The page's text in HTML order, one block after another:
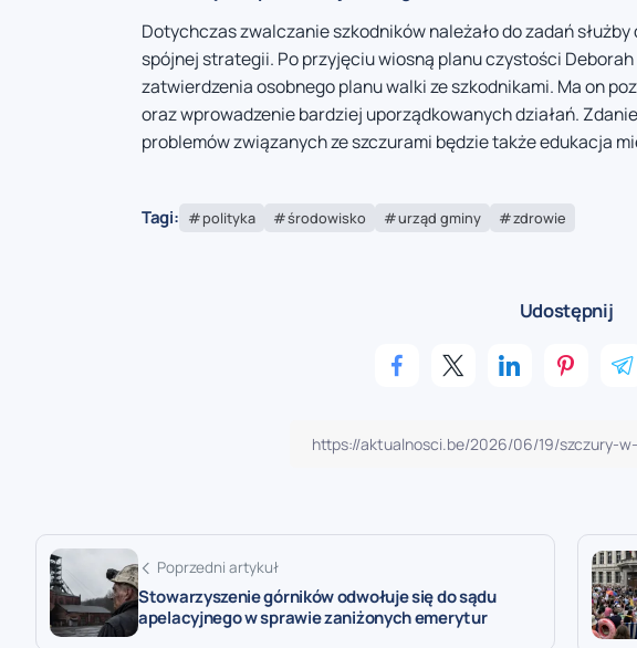
Dotychczas zwalczanie szkodników należało do zadań
spójnej strategii. Po przyjęciu wiosną planu czystości
zatwierdzenia osobnego planu walki ze szkodnikami. Ma on
oraz wprowadzenie bardziej uporządkowanych działań.
problemów związanych ze szczurami będzie także edukacja
Tagi: polityka środowisko urząd gminy zdrowie
Udostępnij
Poprzedni artykuł
Stowarzyszenie górników odwołuje się do sądu
apelacyjnego w sprawie zaniżonych emerytur